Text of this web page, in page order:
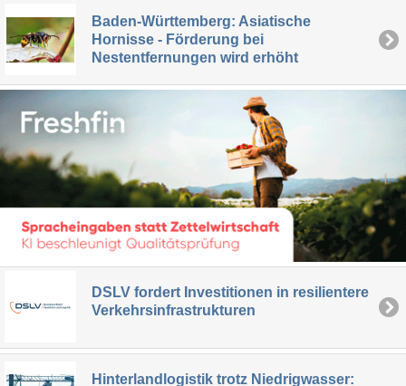
Baden-Württemberg: Asiatische
Hornisse - Förderung bei
Nestentfernungen wird erhöht
DSLV fordert Investitionen in resilientere
Verkehrsinfrastrukturen
Hinterlandlogistik trotz Niedrigwasser: